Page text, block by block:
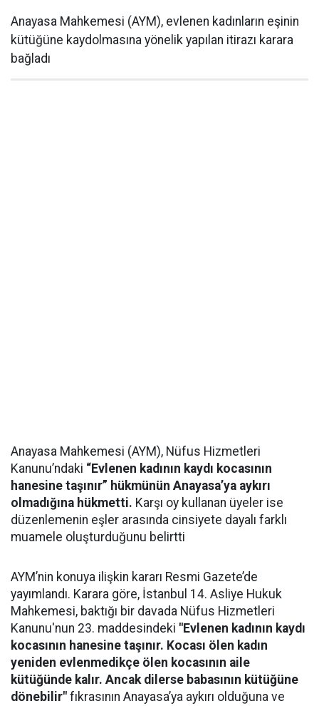
Anayasa Mahkemesi (AYM), evlenen kadınların eşinin
kütüğüne kaydolmasına yönelik yapılan itirazı karara
bağladı
Anayasa Mahkemesi (AYM), Nüfus Hizmetleri
Kanunu’ndaki “Evlenen kadının kaydı kocasının
hanesine taşınır” hükmünün Anayasa’ya aykırı
olmadığına hükmetti. Karşı oy kullanan üyeler ise
düzenlemenin eşler arasında cinsiyete dayalı farklı
muamele oluşturduğunu belirtti
AYM’nin konuya ilişkin kararı Resmi Gazete’de
yayımlandı. Karara göre, İstanbul 14. Asliye Hukuk
Mahkemesi, baktığı bir davada Nüfus Hizmetleri
Kanunu'nun 23. maddesindeki "Evlenen kadının kaydı
kocasının hanesine taşınır. Kocası ölen kadın
yeniden evlenmedikçe ölen kocasının aile
kütüğünde kalır. Ancak dilerse babasının kütüğüne
dönebilir" fıkrasının Anayasa’ya aykırı olduğuna ve